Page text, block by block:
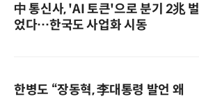
中 통신사, 'AI 토큰'으로 분기 2兆 벌
었다…한국도 사업화 시동
한병도 “장동혁, 李대통령 발언 왜